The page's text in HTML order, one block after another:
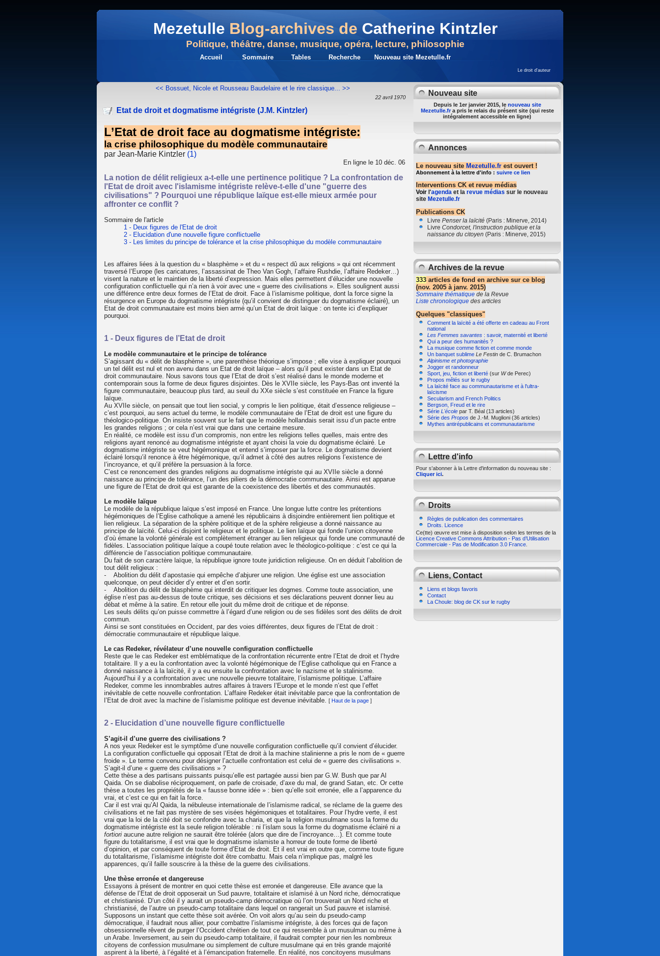
Mezetulle Blog-archives de Catherine Kintzler
Politique, théâtre, danse, musique, opéra, lecture, philosophie
Accueil Sommaire Tables Recherche Nouveau site Mezetulle.fr
Le droit d'auteur
<< Bossuet, Nicole et Rousseau Baudelaire et le rire classique... >>
22 avril 1970
Etat de droit et dogmatisme intégriste (J.M. Kintzler)
L’Etat de droit face au dogmatisme intégriste:
la crise philosophique du modèle communautaire
par Jean-Marie Kintzler (1)
En ligne le 10 déc. 06
La notion de délit religieux a-t-elle une pertinence politique ? La confrontation de
l'Etat de droit avec l'islamisme intégriste relève-t-elle d'une "guerre des
civilisations" ? Pourquoi une république laïque est-elle mieux armée pour
affronter ce conflit ?
Sommaire de l'article
1 - Deux figures de l'Etat de droit
2 - Elucidation d'une nouvelle figure conflictuelle
3 - Les limites du principe de tolérance et la crise philosophique du modèle communautaire
Les affaires liées à la question du « blasphème » et du « respect dû aux religions » qui ont récemment
traversé l’Europe (les caricatures, l’assassinat de Theo Van Gogh, l’affaire Rushdie, l’affaire Redeker…)
visent la nature et le maintien de la liberté d’expression. Mais elles permettent d’élucider une nouvelle
configuration conflictuelle qui n’a rien à voir avec une « guerre des civilisations ». Elles soulignent aussi
une différence entre deux formes de l’Etat de droit. Face à l’islamisme politique, dont la force signe la
résurgence en Europe du dogmatisme intégriste (qu’il convient de distinguer du dogmatisme éclairé), un
Etat de droit communautaire est moins bien armé qu’un Etat de droit laïque : on tente ici d’expliquer
pourquoi.
1 - Deux figures de l’Etat de droit
Le modèle communautaire et le principe de tolérance
S’agissant du « délit de blasphème », une parenthèse théorique s’impose ; elle vise à expliquer pourquoi
un tel délit est nul et non avenu dans un Etat de droit laïque – alors qu’il peut exister dans un Etat de
droit communautaire. Nous savons tous que l’Etat de droit s’est réalisé dans le monde moderne et
contemporain sous la forme de deux figures disjointes. Dès le XVIIe siècle, les Pays-Bas ont inventé la
figure communautaire, beaucoup plus tard, au seuil du XXe siècle s’est constituée en France la figure
laïque.
Au XVIIe siècle, on pensait que tout lien social, y compris le lien politique, était d’essence religieuse –
c’est pourquoi, au sens actuel du terme, le modèle communautaire de l’Etat de droit est une figure du
théologico-politique. On insiste souvent sur le fait que le modèle hollandais serait issu d’un pacte entre
les grandes religions ; or cela n’est vrai que dans une certaine mesure.
En réalité, ce modèle est issu d’un compromis, non entre les religions telles quelles, mais entre des
religions ayant renoncé au dogmatisme intégriste et ayant choisi la voie du dogmatisme éclairé. Le
dogmatisme intégriste se veut hégémonique et entend s’imposer par la force. Le dogmatisme devient
éclairé lorsqu’il renonce à être hégémonique, qu’il admet à côté des autres religions l’existence de
l’incroyance, et qu’il préfère la persuasion à la force.
C’est ce renoncement des grandes religions au dogmatisme intégriste qui au XVIIe siècle a donné
naissance au principe de tolérance, l’un des piliers de la démocratie communautaire. Ainsi est apparue
une figure de l’Etat de droit qui est garante de la coexistence des libertés et des communautés.
Le modèle laïque
Le modèle de la république laïque s’est imposé en France. Une longue lutte contre les prétentions
hégémoniques de l’Eglise catholique a amené les républicains à disjoindre entièrement lien politique et
lien religieux. La séparation de la sphère politique et de la sphère religieuse a donné naissance au
principe de laïcité. Celui-ci disjoint le religieux et le politique. Le lien laïque qui fonde l’union citoyenne
d’où émane la volonté générale est complètement étranger au lien religieux qui fonde une communauté de
fidèles. L’association politique laïque a coupé toute relation avec le théologico-politique : c’est ce qui la
différencie de l’association politique communautaire.
Du fait de son caractère laïque, la république ignore toute juridiction religieuse. On en déduit l’abolition de
tout délit religieux :
- Abolition du délit d’apostasie qui empêche d’abjurer une religion. Une église est une association
quelconque, on peut décider d’y entrer et d’en sortir.
- Abolition du délit de blasphème qui interdit de critiquer les dogmes. Comme toute association, une
église n’est pas au-dessus de toute critique, ses décisions et ses déclarations peuvent donner lieu au
débat et même à la satire. En retour elle jouit du même droit de critique et de réponse.
Les seuls délits qu’on puisse commettre à l’égard d’une religion ou de ses fidèles sont des délits de droit
commun.
Ainsi se sont constituées en Occident, par des voies différentes, deux figures de l’Etat de droit :
démocratie communautaire et république laïque.
Le cas Redeker, révélateur d’une nouvelle configuration conflictuelle
Reste que le cas Redeker est emblématique de la confrontation récurrente entre l’Etat de droit et l’hydre
totalitaire. Il y a eu la confrontation avec la volonté hégémonique de l’Eglise catholique qui en France a
donné naissance à la laïcité, il y a eu ensuite la confrontation avec le nazisme et le stalinisme.
Aujourd’hui il y a confrontation avec une nouvelle pieuvre totalitaire, l’islamisme politique. L’affaire
Redeker, comme les innombrables autres affaires à travers l’Europe et le monde n’est que l’effet
inévitable de cette nouvelle confrontation. L’affaire Redeker était inévitable parce que la confrontation de
l’Etat de droit avec la machine de l’islamisme politique est devenue inévitable.
[ Haut de la page ]
2 - Elucidation d’une nouvelle figure conflictuelle
S’agit-il d’une guerre des civilisations ?
A nos yeux Redeker est le symptôme d’une nouvelle configuration conflictuelle qu’il convient d’élucider.
La configuration conflictuelle qui opposait l’Etat de droit à la machine stalinienne a pris le nom de « guerre
froide ». Le terme convenu pour désigner l’actuelle confrontation est celui de « guerre des civilisations ».
S’agit-il d’une « guerre des civilisations » ?
Cette thèse a des partisans puissants puisqu’elle est partagée aussi bien par G.W. Bush que par Al
Qaida. On se diabolise réciproquement, on parle de croisade, d’axe du mal, de grand Satan, etc. Or cette
thèse a toutes les propriétés de la « fausse bonne idée » : bien qu’elle soit erronée, elle a l’apparence du
vrai, et c’est ce qui en fait la force.
Car il est vrai qu’Al Qaida, la nébuleuse internationale de l’islamisme radical, se réclame de la guerre des
civilisations et ne fait pas mystère de ses visées hégémoniques et totalitaires. Pour l’hydre verte, il est
vrai que la loi de la cité doit se confondre avec la charia, et que la religion musulmane sous la forme du
dogmatisme intégriste est la seule religion tolérable : ni l’islam sous la forme du dogmatisme éclairé ni a
fortiori aucune autre religion ne saurait être tolérée (alors que dire de l’incroyance…). Et comme toute
figure du totalitarisme, il est vrai que le dogmatisme islamiste a horreur de toute forme de liberté
d’opinion, et par conséquent de toute forme d’Etat de droit. Et il est vrai en outre que, comme toute figure
du totalitarisme, l’islamisme intégriste doit être combattu. Mais cela n’implique pas, malgré les
apparences, qu’il faille souscrire à la thèse de la guerre des civilisations.
Une thèse erronée et dangereuse
Essayons à présent de montrer en quoi cette thèse est erronée et dangereuse. Elle avance que la
défense de l’Etat de droit opposerait un Sud pauvre, totalitaire et islamisé à un Nord riche, démocratique
et christianisé. D’un côté il y aurait un pseudo-camp démocratique où l’on trouverait un Nord riche et
christianisé, de l’autre un pseudo-camp totalitaire dans lequel on rangerait un Sud pauvre et islamisé.
Supposons un instant que cette thèse soit avérée. On voit alors qu’au sein du pseudo-camp
démocratique, il faudrait nous allier, pour combattre l’islamisme intégriste, à des forces qui de façon
obsessionnelle rêvent de purger l’Occident chrétien de tout ce qui ressemble à un musulman ou même à
un Arabe. Inversement, au sein du pseudo-camp totalitaire, il faudrait compter pour rien les nombreux
citoyens de confession musulmane ou simplement de culture musulmane qui en très grande majorité
aspirent à la liberté, à l’égalité et à l’émancipation fraternelle. En réalité, nos concitoyens musulmans
Nouveau site
Depuis le 1er janvier 2015, le nouveau site
Mezetulle.fra pris le relais du présent site (qui reste
intégralement accessible en ligne)
Annonces
Le nouveau site Mezetulle.fr est ouvert !
Abonnement à la lettre d'info : suivre ce lien
Interventions CK et revue médias
Voir l'agenda et la revue médias sur le nouveau
site Mezetulle.fr
Publications CK
Livre Penser la laïcité (Paris : Minerve, 2014)
Livre Condorcet, l'instruction publique et la
naissance du citoyen (Paris : Minerve, 2015)
Archives de la revue
333 articles de fond en archive sur ce blog
(nov. 2005 à janv. 2015)
Sommaire thématique de la Revue
Liste chronologique des articles
Quelques "classiques"
Comment la laïcité a été offerte en cadeau au Front
national
Les Femmes savantes : savoir, maternité et liberté
Qui a peur des humanités ?
La musique comme fiction et comme monde
Un banquet sublime Le Festin de C. Brumachon
Alpinisme et photographie
Jogger et randonneur
Sport, jeu, fiction et liberté (sur Wde Perec)
Propos mêlés sur le rugby
La laïcité face au communautarisme et à l'ultra-
laïcisme
Secularism and French Politics
Bergson, Freud et le rire
Série L'école par T. Béal (13 articles)
Série des Propos de J.-M. Muglioni (36 articles)
Mythes antirépublicains et communautarisme
Lettre d'info
Pour s'abonner à la Lettre d'information du nouveau site :
Cliquer ici.
Droits
Règles de publication des commentaires
Droits. Licence
Ce(tte) œuvre est mise à disposition selon les termes de la
Licence Creative Commons Attribution - Pas d’Utilisation
Commerciale - Pas de Modification 3.0 France
Liens, Contact
Liens et blogs favoris
Contact
La Choule: blog de CK sur le rugby